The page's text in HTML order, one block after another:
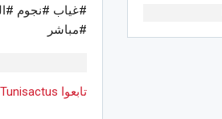
#غياب #نجوم
#مباشر
تابعوا Tunisactus على Google News